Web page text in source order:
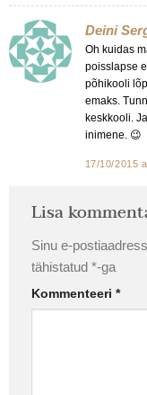
Deini
Oh kuidas
poisslapse
põhikooli
emaks.
keskkooli.
inimene. 😉
17/10/2015
Lisa
Sinu e-
tähistatud *-ga
Kommenteeri *